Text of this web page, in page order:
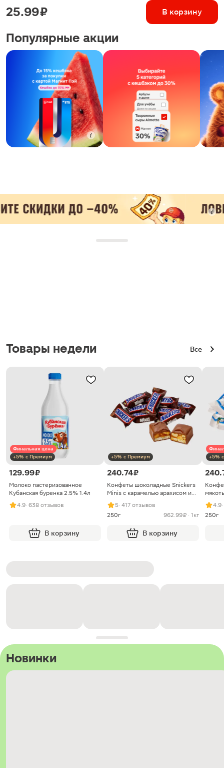
25.99 ₽ В корзину
Популярные акции
Товары недели Все
Финальная цена
+5% с Премиум
129.99 ₽
Молоко пастеризованное
Кубанская буренка 2.5% 1.4л
4.9· 638 отзывов
В корзину
+5% с Премиум
240.74 ₽
Конфеты шоколадные Snickers
Minis с карамелью арахисом и
нугой
5· 417 отзывов
250г
962.99 ₽ · 1кг
В корзину
+5%
4.9
250г
Новинки